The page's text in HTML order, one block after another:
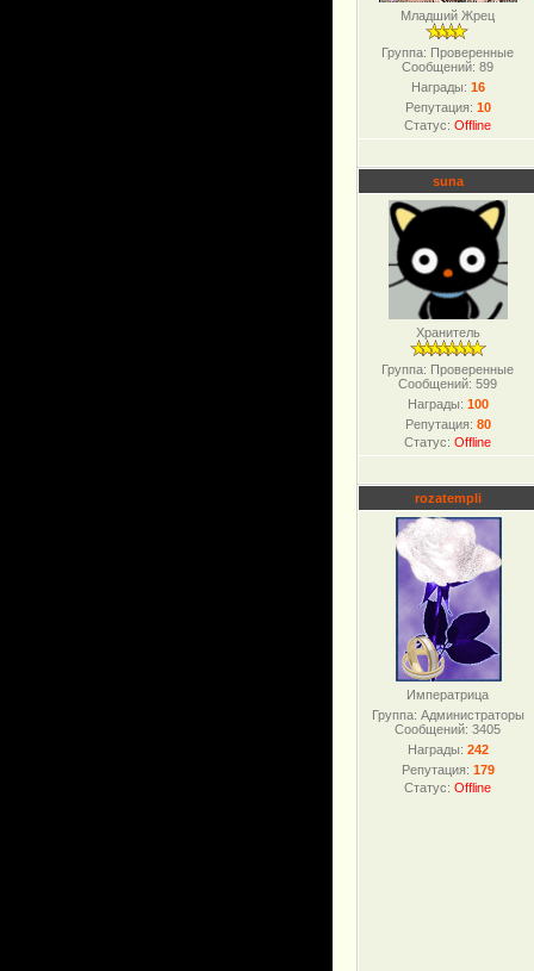
Младший Жрец
Группа: Проверенные
Сообщений:89
Награды: 16
Репутация: 10
Статус:Offline
suna
Хранитель
Группа: Проверенные
Сообщений:599
Награды: 100
Репутация: 80
Статус:Offline
rozatempli
Императрица
Группа: Администраторы
Сообщений:3405
Награды: 242
Репутация: 179
Статус:Offline